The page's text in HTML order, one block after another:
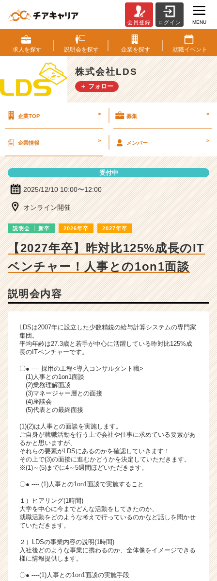
式
会
社
L
D
S
会
|
ベ
ン
チ
長
ら
ウ
ト
届
く
就
サ
ト
ア
キ
ャ
ア
（C
e
r
C
e
会員登録 ログイン MENU
求人を探す 説明会を探す 企業を探す 就職イベント
株式会社LDS
＋ フォロー
企業TOP > 募集 >
企業情報 > メンバー >
受付中
2025/12/10 10:00〜12:00
オンライン開催
説明会 新卒 2026年卒 2027年卒
【2027年卒】昨対比125%成長のIT
ベンチャー！人事との1on1面談
説明会内容
LDSは2007年に設立した少数精鋭の給与計算システムの専門家
集団。
平均年齢は27.3歳と若手が中心に活躍している昨対比125%成
長のITベンチャーです。
〇● ---- 採用の工程<導入コンサルタント職>
(1)人事との1on1面談
(2)業務理解面談
(3)マネージャー層との面接
(4)座談会
(5)代表との最終面接
(1)(2)は人事との面談を実施します。
ご自身が就職活動を行う上で会社や仕事に求めている要素があ
るかと思いますが、
それらの要素がLDSにあるのかを確認していきます！
その上で(3)の面接に進むかどうかを決定していただきます。
※(1)～(5)までに4～5週間ほどいただきます。
〇● ---- (1)人事との1on1面談で実施すること
１）ヒアリング(1時間)
大学を中心に今までどんな活動をしてきたのか、
就職活動をどのような考えで行っているのかなど話しを聞かせ
ていただきます。
２）LDSの事業内容の説明(1時間)
入社後どのような事業に携わるのか、全体像をイメージできる
様に情報提供します。
〇● ----(1)人事との1on1面談の実施手段